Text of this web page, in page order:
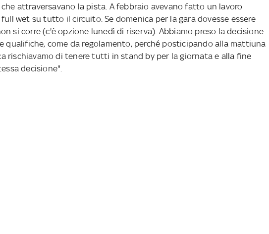
attraversavano la pista. A febbraio avevano fatto un lavoro
wet su tutto il circuito. Se domenica per la gara dovesse essere
si corre (c'è opzione lunedì di riserva). Abbiamo preso la decisione
qualifiche, come da regolamento, perché posticipando alla mattiuna
rischiavamo di tenere tutti in stand by per la giornata e alla fine
decisione".